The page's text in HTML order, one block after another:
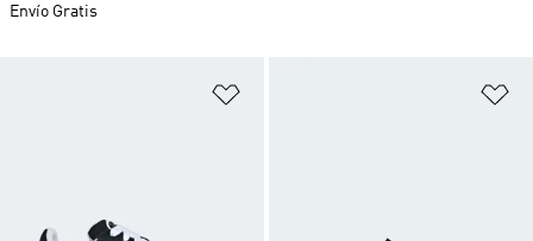
Envío Gratis